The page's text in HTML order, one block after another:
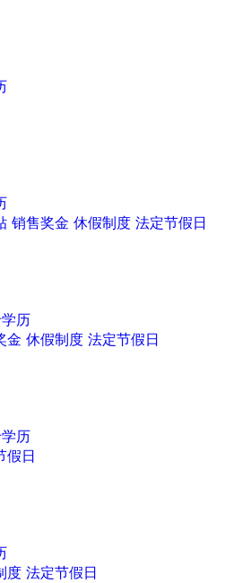
销售奖金 休假制度 法定节假日
历
金 休假制度 法定节假日
历
假日
度 法定节假日